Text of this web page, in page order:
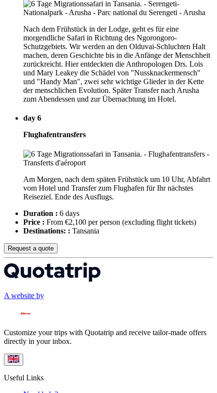
Nach dem Frühstück in der Lodge, geht es für eine
morgendliche Safari in Richtung des Ngorongoro-
Schutzgebiets. Wir werden an den Olduvai-Schluchten Halt
machen, deren Geschichte bis in die Anfänge der Menschheit
zurückreicht. Hier entdeckten die Anthropologen Drs. Lois
und Mary Leakey die Schädel von "Nussknackermensch"
und "Handy Man", zwei sehr wichtige Glieder in der Kette
der menschlichen Evolution. Später Transfer nach Arusha
zum Abendessen und zur Übernachtung im Hotel.
day 6
Flughafentransfers
Am Morgen, nach dem späten Frühstück um 10 Uhr, Abfahrt
vom Hotel und Transfer zum Flughafen für Ihr nächstes
Reiseziel. Ende des Ausflugs.
Duration : 6 days
Price : From €2,100 per person (excluding flight tickets)
Destinations: : Tansania
Request a quote
A website by
Customize your trips with Quotatrip and receive tailor-made offers
directly in your inbox.
Useful Links